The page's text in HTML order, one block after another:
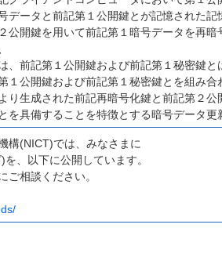
データと前記第１公開鍵とが記憶された
公開鍵を用いて前記第１暗号データを再
、前記第１公開鍵および前記第１秘密鍵
１公開鍵および前記第１秘密鍵とを組み
り生成された前記再暗号化鍵と前記第２
を具備することを特徴とする暗号データ更
構(NICT)では、みなさまに
、以下に公開しています。
ご相談ください。